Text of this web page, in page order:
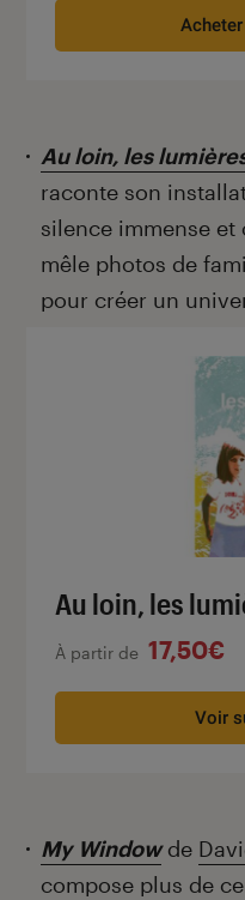
Au loin, les
raconte son
silence immense et
mêle photos de
pour créer un
Au loin, les
À partir de 17,50€
Voir
My Windowde
compose plus de